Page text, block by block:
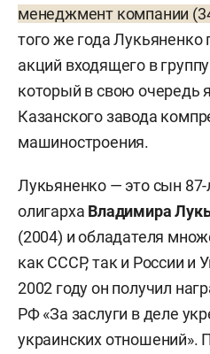
менеджмент компании
того же года Лукьяненко
акций входящего в
который в свою очередь
Казанского завода
машиностроения.
Лукьяненко — это сын 87-
олигарха Владимира
(2004) и обладателя
как СССР, так и России и
2002 году он получил
РФ «За заслуги в деле
украинских отношений».